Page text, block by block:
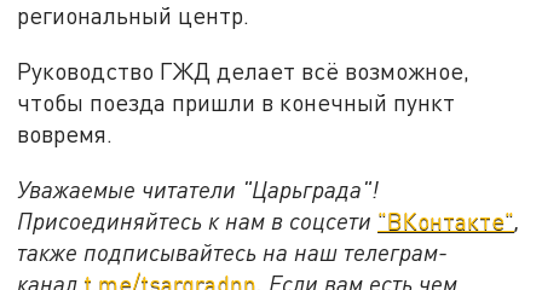
региональный центр.
Руководство ГЖД делает всё возможное,
чтобы поезда пришли в конечный пункт
вовремя.
Уважаемые читатели "Царьграда"!
Присоединяйтесь к нам в соцсети "ВКонтакте",
также подписывайтесь на наш телеграм-
канал t.me/tsargradnn. Если вам есть чем